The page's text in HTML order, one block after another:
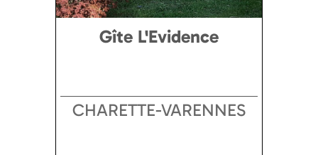
Gîte L'Evidence
CHARETTE-VARENNES